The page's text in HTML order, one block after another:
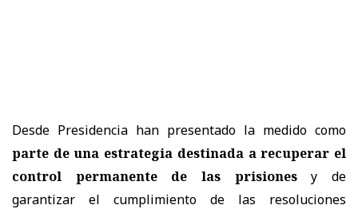
Desde Presidencia han presentado la medido como
parte de una estrategia destinada a recuperar el
control permanente de las prisionesy de
garantizar el cumplimiento de las resoluciones